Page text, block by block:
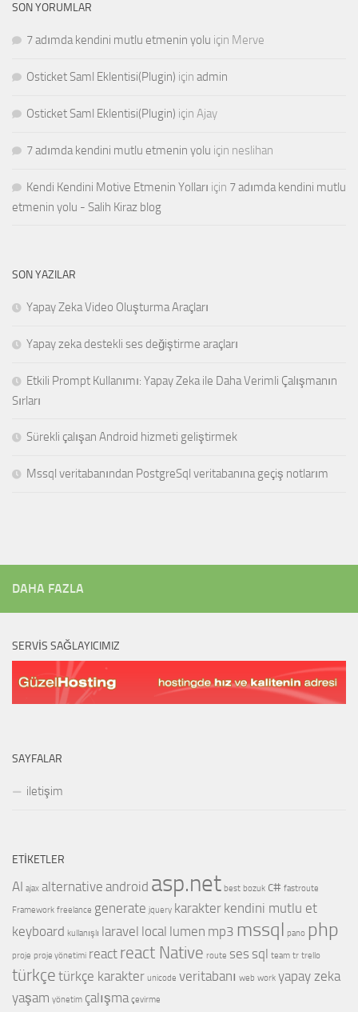
SON YORUMLAR
7 adımda kendini mutlu etmenin yolu için Merve
Osticket Saml Eklentisi(Plugin) için admin
Osticket Saml Eklentisi(Plugin) için Ajay
7 adımda kendini mutlu etmenin yolu için neslihan
Kendi Kendini Motive Etmenin Yolları için 7 adımda kendini mutlu
etmenin yolu - Salih Kiraz blog
SON YAZILAR
Yapay Zeka Video Oluşturma Araçları
Yapay zeka destekli ses değiştirme araçları
Etkili Prompt Kullanımı: Yapay Zeka ile Daha Verimli Çalışmanın
Sırları
Sürekli çalışan Android hizmeti geliştirmek
Mssql veritabanından PostgreSql veritabanına geçiş notlarım
DAHA FAZLA
SERVIS SAĞLAYICIMIZ
SAYFALAR
iletişim
ETIKETLER
AI ajax alternative android asp.net best bozuk c# fastroute
Framework freelance generate jquery karakter kendini mutlu et
keyboard kullanışlı laravel local lumen mp3 mssql pano php
proje proje yönetimi react react Native route ses sql team tr trello
türkçe türkçe karakter unicode veritabanı web work yapay zeka
yaşam yönetim çalışma çevirme